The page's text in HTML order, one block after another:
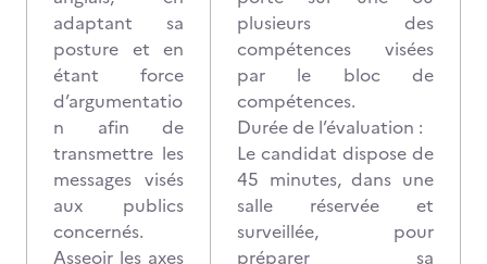
adaptant sa
posture et en
étant force
d’argumentatio
n afin de
transmettre les
messages visés
aux publics
concernés.
Asseoir les axes
plusieurs des
compétences visées
par le bloc de
compétences.
Durée de l’évaluation :
Le candidat dispose de
45 minutes, dans une
salle réservée et
surveillée, pour
préparer sa